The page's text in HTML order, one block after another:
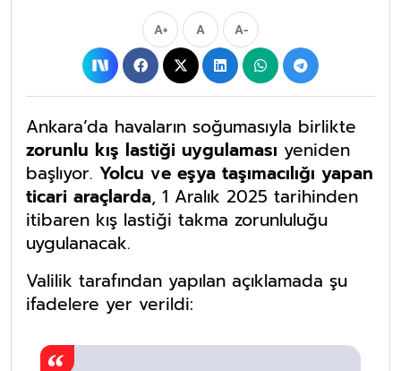
A+ A A-
Ankara’da havaların soğumasıyla birlikte
zorunlu kış lastiği uygulaması yeniden
başlıyor. Yolcu ve eşya taşımacılığı yapan
ticari araçlarda, 1 Aralık 2025 tarihinden
itibaren kış lastiği takma zorunluluğu
uygulanacak.
Valilik tarafından yapılan açıklamada şu
ifadelere yer verildi: